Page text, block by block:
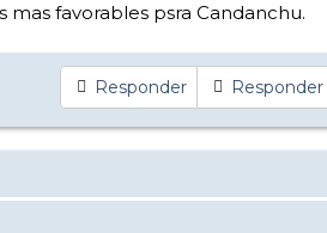
favorables psra Candanchu.
Responder